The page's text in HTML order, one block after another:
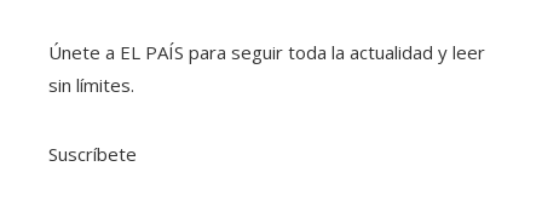
Únete a EL PAÍS para seguir toda la actualidad y leer
sin límites.
Suscríbete